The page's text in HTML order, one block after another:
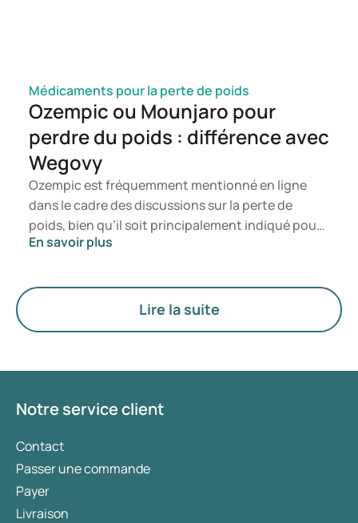
Médicaments pour la perte de poids
Ozempic ou Mounjaro pour
perdre du poids : différence avec
Wegovy
Ozempic est fréquemment mentionné en ligne
dans le cadre des discussions sur la perte de
poids, bien qu’il soit principalement indiqué pour
le traitement du diabète de type 2. Si vous
à la gestion du poids, des médicaments tels que
Mounjaro et Wegovy sont généralement
privilégiés. Le choix du traitement le plus adapté
d’utilisation de médicaments.
En savoir plus
Lire la suite
Notre service client
Contact
Passer une commande
Payer
Livraison